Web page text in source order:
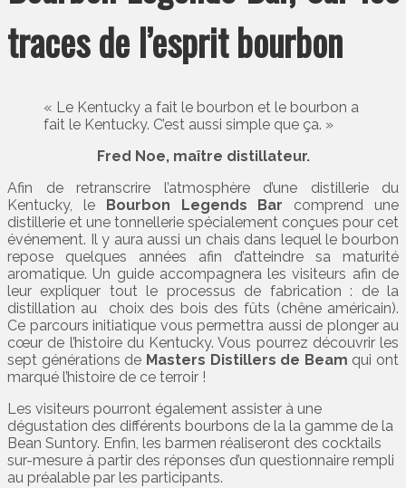
traces de l’esprit bourbon
« Le Kentucky a fait le bourbon et le bourbon a
fait le Kentucky. C’est aussi simple que ça. »
Fred Noe, maître distillateur.
Afin de retranscrire l’atmosphère d’une distillerie du
Kentucky, le Bourbon Legends Bar comprend une
distillerie et une tonnellerie spécialement conçues pour cet
événement. Il y aura aussi un chais dans lequel le bourbon
repose quelques années afin d’atteindre sa maturité
aromatique. Un guide accompagnera les visiteurs afin de
leur expliquer tout le processus de fabrication : de la
distillation au choix des bois des fûts (chêne américain).
Ce parcours initiatique vous permettra aussi de plonger au
cœur de l’histoire du Kentucky. Vous pourrez découvrir les
sept générations de Masters Distillers de Beam qui ont
marqué l’histoire de ce terroir !
Les visiteurs pourront également assister à une
dégustation des différents bourbons de la la gamme de la
Bean Suntory. Enfin, les barmen réaliseront des cocktails
sur-mesure à partir des réponses d’un questionnaire rempli
au préalable par les participants.